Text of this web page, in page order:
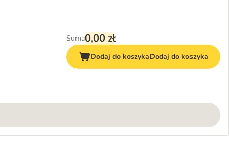
Suma0,00 zł
Dodaj do koszykaDodaj do koszyka